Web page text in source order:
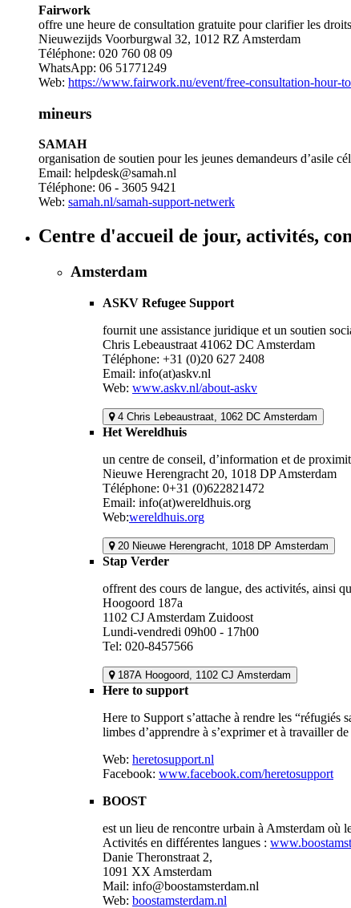
Fairwork
offre une heure de consultation gratuite pour clarifier les
Nieuwezijds Voorburgwal 32, 1012 RZ Amsterdam
Téléphone: 020 760 08 09
WhatsApp: 06 51771249
Web: https://www.fairwork.nu/event/free-consultation-hour-
mineurs
SAMAH
organisation de soutien pour les jeunes demandeurs d’asile
Email: helpdesk@samah.nl
Téléphone: 06 - 3605 9421
Web: samah.nl/samah-support-netwerk
Centre d'accueil de jour, activités,
Amsterdam
ASKV Refugee Support
fournit une assistance juridique et un soutien
Chris Lebeaustraat 41062 DC Amsterdam
Téléphone: +31 (0)20 627 2408
Email: info(at)askv.nl
Web: www.askv.nl/about-askv
4 Chris Lebeaustraat, 1062 DC Amsterdam
Het Wereldhuis
un centre de conseil, d’information et de
Nieuwe Herengracht 20, 1018 DP Amsterdam
Téléphone: 0+31 (0)622821472
Email: info(at)wereldhuis.org
Web:wereldhuis.org
20 Nieuwe Herengracht, 1018 DP Amsterdam
Stap Verder
offrent des cours de langue, des activités, ainsi
Hoogoord 187a
1102 CJ Amsterdam Zuidoost
Lundi-vendredi 09h00 - 17h00
Tel: 020-8457566
187A Hoogoord, 1102 CJ Amsterdam
Here to support
Here to Support s’attache à rendre les
limbes d’apprendre à s’exprimer et à travailler
Web: heretosupport.nl
Facebook: www.facebook.com/heretosupport
BOOST
est un lieu de rencontre urbain à Amsterdam où
Activités en différentes langues :
Danie Theronstraat 2,
1091 XX Amsterdam
Mail: info@boostamsterdam.nl
Web: boostamsterdam.nl